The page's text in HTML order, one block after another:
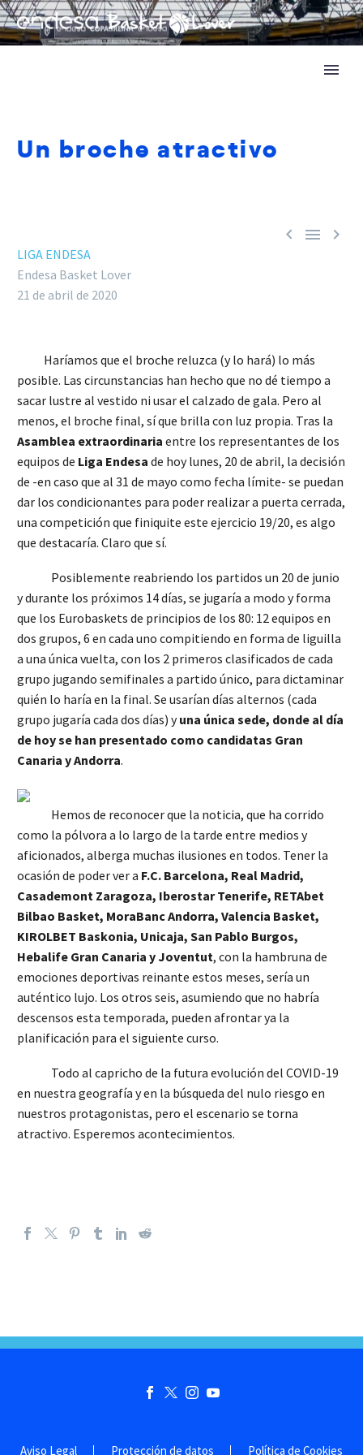
Un broche atractivo
  
LIGA ENDESA
Endesa Basket Lover
21 de abril de 2020
Haríamos que el broche reluzca (y lo hará) lo más
posible. Las circunstancias han hecho que no dé tiempo a
sacar lustre al vestido ni usar el calzado de gala. Pero al
menos, el broche final, sí que brilla con luz propia. Tras la
Asamblea extraordinaria entre los representantes de los
equipos de Liga Endesa de hoy lunes, 20 de abril, la decisión
de -en caso que al 31 de mayo como fecha límite- se puedan
dar los condicionantes para poder realizar a puerta cerrada,
una competición que finiquite este ejercicio 19/20, es algo
que destacaría. Claro que sí.
Posiblemente reabriendo los partidos un 20 de junio
y durante los próximos 14 días, se jugaría a modo y forma
que los Eurobaskets de principios de los 80: 12 equipos en
dos grupos, 6 en cada uno compitiendo en forma de liguilla
a una única vuelta, con los 2 primeros clasificados de cada
grupo jugando semifinales a partido único, para dictaminar
quién lo haría en la final. Se usarían días alternos (cada
grupo jugaría cada dos días) yuna única sede, donde al día
de hoy se han presentado como candidatas Gran
Canaria y Andorra.
Hemos de reconocer que la noticia, que ha corrido
como la pólvora a lo largo de la tarde entre medios y
aficionados, alberga muchas ilusiones en todos. Tener la
ocasión de poder ver a F.C. Barcelona, Real Madrid,
Casademont Zaragoza, Iberostar Tenerife, RETAbet
Bilbao Basket, MoraBanc Andorra, Valencia Basket,
KIROLBET Baskonia, Unicaja, San Pablo Burgos,
Hebalife Gran Canaria y Joventut, con la hambruna de
emociones deportivas reinante estos meses, sería un
auténtico lujo. Los otros seis, asumiendo que no habría
descensos esta temporada, pueden afrontar ya la
planificación para el siguiente curso.
Todo al capricho de la futura evolución del COVID-19
en nuestra geografía y en la búsqueda del nulo riesgo en
nuestros protagonistas, pero el escenario se torna
atractivo. Esperemos acontecimientos.
Aviso Legal Protección de datos Política de Cookies